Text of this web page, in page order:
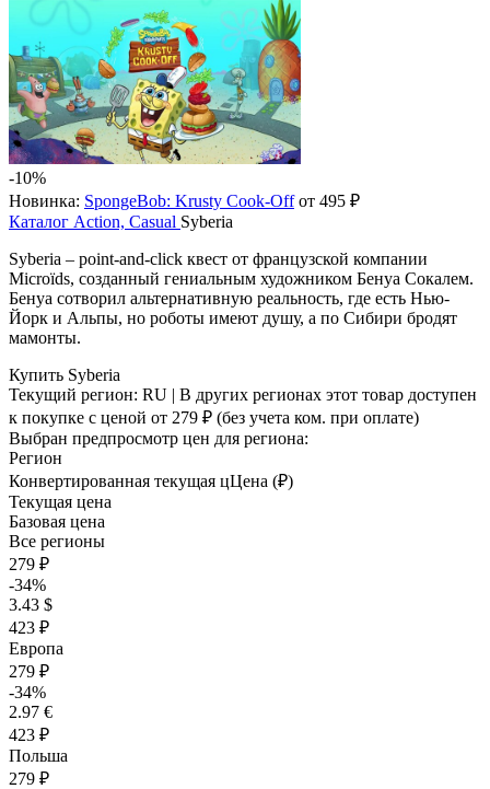
-10%
Новинка: SpongeBob: Krusty Cook-Offот 495 ₽
Каталог Action, Casual Syberia
Syberia – point-and-click квест от французской компании
Microïds, созданный гениальным художником Бенуа Сокалем.
Бенуа сотворил альтернативную реальность, где есть Нью-
Йорк и Альпы, но роботы имеют душу, а по Сибири бродят
мамонты.
Купить Syberia
Текущий регион: RU | В других регионах этот товар доступен
к покупке с ценой от 279 ₽ (без учета ком. при оплате)
Выбран предпросмотр цен для региона:
Регион
Конвертированная текущая цЦена (₽)
Текущая цена
Базовая цена
Все регионы
279 ₽
-34%
3.43 $
423 ₽
Европа
279 ₽
-34%
2.97 €
423 ₽
Польша
279 ₽